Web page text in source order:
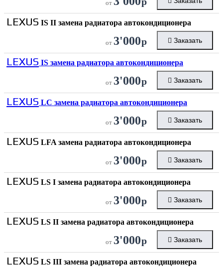
от
LEXUS IS II замена радиатора автокондиционера
от 3'000р Заказать
LEXUS IS замена радиатора автокондиционера
от 3'000р Заказать
LEXUS LC замена радиатора автокондиционера
от 3'000р Заказать
LEXUS LFA замена радиатора автокондиционера
от 3'000р Заказать
LEXUS LS I замена радиатора автокондиционера
от 3'000р Заказать
LEXUS LS II замена радиатора автокондиционера
от 3'000р Заказать
LEXUS LS III замена радиатора автокондиционера